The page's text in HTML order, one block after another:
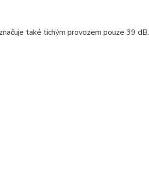
také tichým provozem pouze 39 dB.